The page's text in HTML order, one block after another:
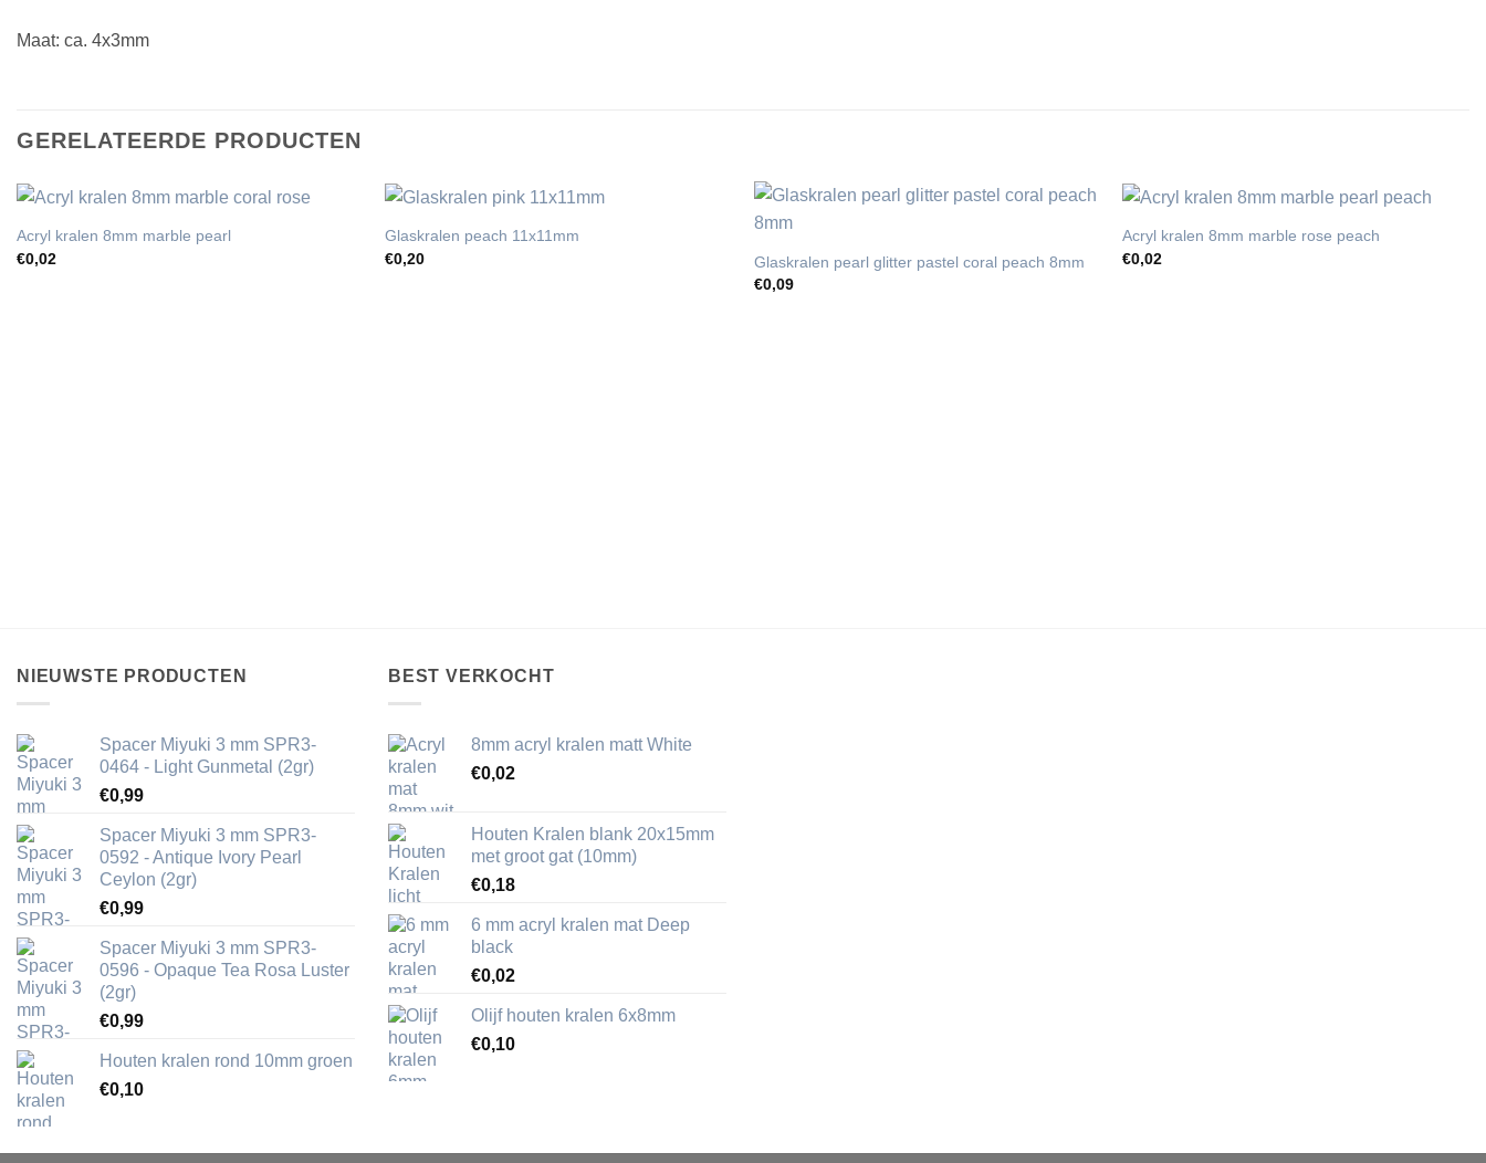
Maat: ca. 4x3mm
GERELATEERDE PRODUCTEN
Acryl kralen 8mm marble pearl
€0,02
Glaskralen peach 11x11mm
€0,20
Glaskralen pearl glitter pastel coral peach 8mm
€0,09
Acryl kralen 8mm marble rose peach
€0,02
NIEUWSTE PRODUCTEN
Spacer Miyuki 3 mm SPR3-
0464 - Light Gunmetal (2gr)
€0,99
Spacer Miyuki 3 mm SPR3-
0592 - Antique Ivory Pearl
Ceylon (2gr)
€0,99
Spacer Miyuki 3 mm SPR3-
0596 - Opaque Tea Rosa Luster
(2gr)
€0,99
Houten kralen rond 10mm groen
€0,10
BEST VERKOCHT
8mm acryl kralen matt White
€0,02
Houten Kralen blank 20x15mm
met groot gat (10mm)
€0,18
6 mm acryl kralen mat Deep
black
€0,02
Olijf houten kralen 6x8mm
€0,10